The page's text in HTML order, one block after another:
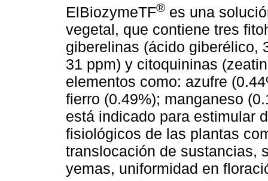
ElBiozymeTF® es una
vegetal, que contiene tres
giberelinas (ácido giberélico,
31 ppm) y citoquininas
elementos como: azufre
fierro (0.49%); manganeso
está indicado para estimular
fisiológicos de las plantas
translocación de sustancias,
yemas, uniformidad en